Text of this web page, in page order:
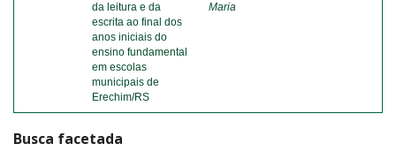
da leitura e da
escrita ao final dos
anos iniciais do
ensino fundamental
em escolas
municipais de
Erechim/RS
Maria
Busca facetada